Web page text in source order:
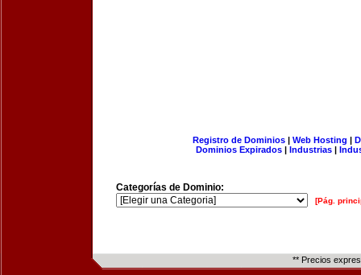
Registro de Dominios| Web Hosting |
Dominios Expirados | Industrias |
Categorías de Dominio:
[Pág.
** Precios